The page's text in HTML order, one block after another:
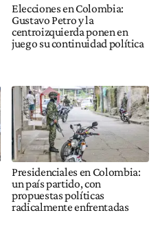
Elecciones en Colombia:
Gustavo Petro y la
centroizquierda ponen en
juego su continuidad política
Presidenciales en Colombia:
un país partido, con
propuestas políticas
radicalmente enfrentadas